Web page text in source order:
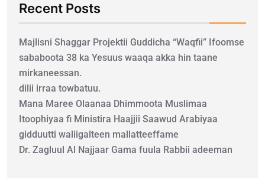
Recent Posts
Majlisni Shaggar Projektii Guddicha “Waqfii” Ifoomse
sababoota 38 ka Yesuus waaqa akka hin taane
mirkaneessan.
dilii irraa towbatuu.
Mana Maree Olaanaa Dhimmoota Muslimaa
Itoophiyaa fi Ministira Haajjii Saawud Arabiyaa
gidduutti waliigalteen mallatteeffame
Dr. Zagluul Al Najjaar Gama fuula Rabbii adeeman